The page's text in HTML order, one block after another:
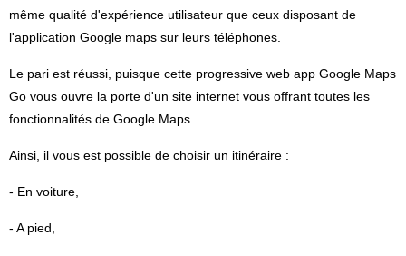
même qualité d'expérience utilisateur que ceux disposant de
l'application Google maps sur leurs téléphones.
Le pari est réussi, puisque cette progressive web app Google Maps
Go vous ouvre la porte d'un site internet vous offrant toutes les
fonctionnalités de Google Maps.
Ainsi, il vous est possible de choisir un itinéraire :
- En voiture,
- A pied,